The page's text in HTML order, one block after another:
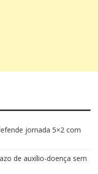
jornada 5×2 com
de auxílio-doença sem